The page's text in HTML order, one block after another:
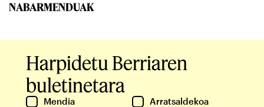
NABARMENDUAK
Harpidetu Berriaren
buletinetara
Mendia
Arratsaldekoa